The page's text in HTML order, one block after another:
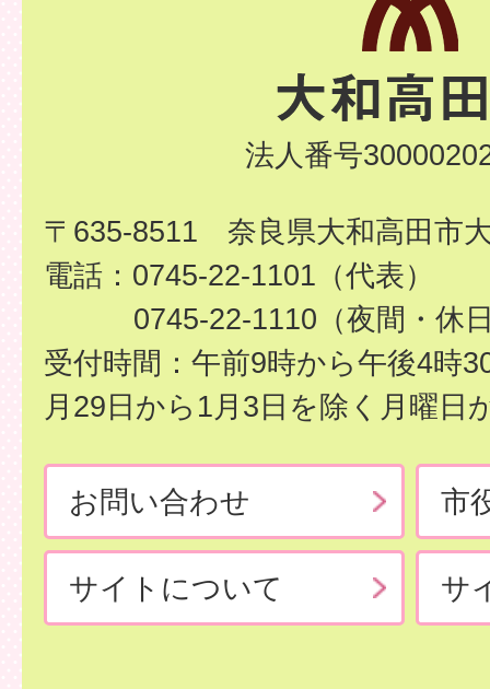
法人番号
〒635-8511 奈良県大和高田市
電話：0745-22-1101（代表）
0745-22-1110（夜間・休
受付時間：午前9時から午後4時
月29日から1月3日を除く月曜日
お問い合わせ 市
サイトについて サ